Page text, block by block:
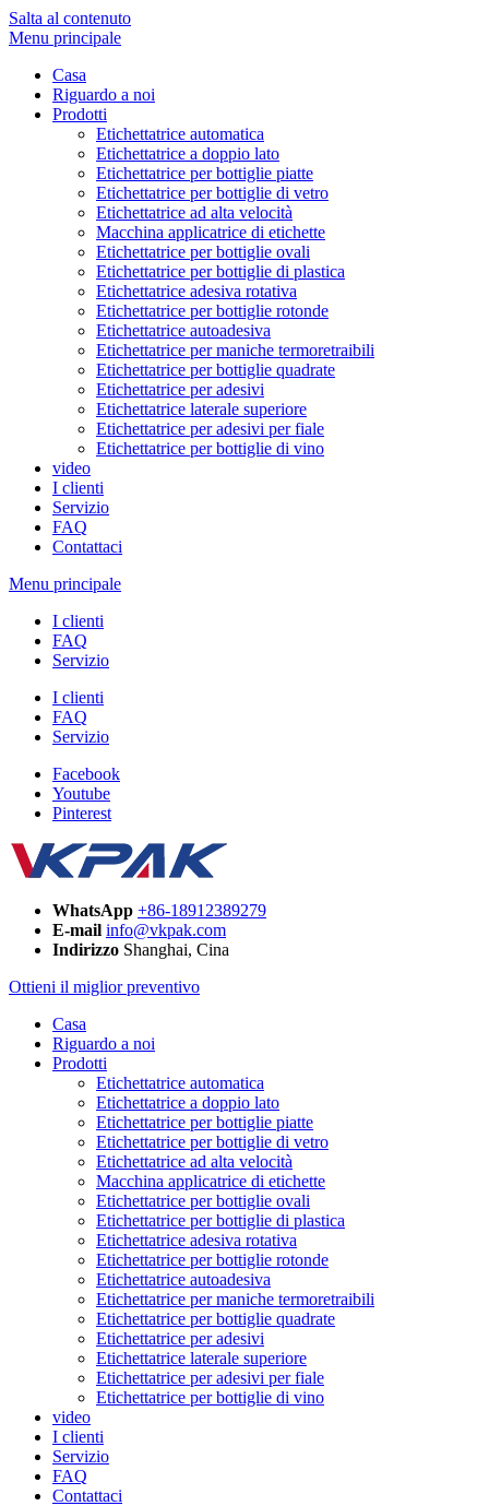
Salta al contenuto
Menu principale
Casa
Riguardo a noi
Prodotti
Etichettatrice automatica
Etichettatrice a doppio lato
Etichettatrice per bottiglie piatte
Etichettatrice per bottiglie di vetro
Etichettatrice ad alta velocità
Macchina applicatrice di etichette
Etichettatrice per bottiglie ovali
Etichettatrice per bottiglie di plastica
Etichettatrice adesiva rotativa
Etichettatrice per bottiglie rotonde
Etichettatrice autoadesiva
Etichettatrice per maniche termoretraibili
Etichettatrice per bottiglie quadrate
Etichettatrice per adesivi
Etichettatrice laterale superiore
Etichettatrice per adesivi per fiale
Etichettatrice per bottiglie di vino
video
I clienti
Servizio
FAQ
Contattaci
Menu principale
I clienti
FAQ
Servizio
I clienti
FAQ
Servizio
Facebook
Youtube
Pinterest
WhatsApp +86-18912389279
E-mail info@vkpak.com
Indirizzo Shanghai, Cina
Ottieni il miglior preventivo
Casa
Riguardo a noi
Prodotti
Etichettatrice automatica
Etichettatrice a doppio lato
Etichettatrice per bottiglie piatte
Etichettatrice per bottiglie di vetro
Etichettatrice ad alta velocità
Macchina applicatrice di etichette
Etichettatrice per bottiglie ovali
Etichettatrice per bottiglie di plastica
Etichettatrice adesiva rotativa
Etichettatrice per bottiglie rotonde
Etichettatrice autoadesiva
Etichettatrice per maniche termoretraibili
Etichettatrice per bottiglie quadrate
Etichettatrice per adesivi
Etichettatrice laterale superiore
Etichettatrice per adesivi per fiale
Etichettatrice per bottiglie di vino
video
I clienti
Servizio
FAQ
Contattaci